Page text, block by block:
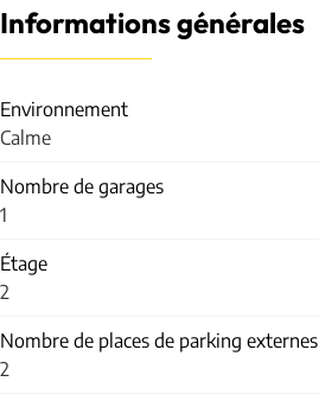
Informations générales
Environnement
Calme
Nombre de garages
1
Étage
2
Nombre de places de parking externes
2